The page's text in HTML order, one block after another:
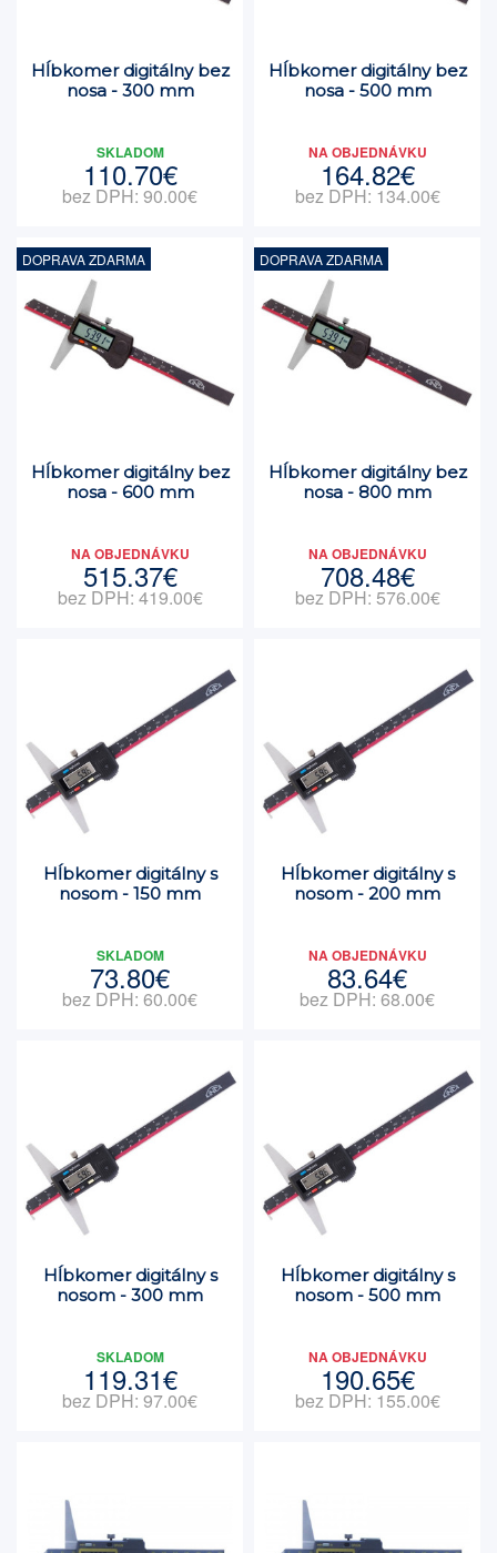
Hĺbkomer digitálny bez
nosa - 300 mm
SKLADOM
110.70€
bez DPH: 90.00€
Hĺbkomer digitálny bez
nosa - 500 mm
NA OBJEDNÁVKU
164.82€
bez DPH: 134.00€
DOPRAVA ZDARMA
Hĺbkomer digitálny bez
nosa - 600 mm
NA OBJEDNÁVKU
515.37€
bez DPH: 419.00€
DOPRAVA ZDARMA
Hĺbkomer digitálny bez
nosa - 800 mm
NA OBJEDNÁVKU
708.48€
bez DPH: 576.00€
Hĺbkomer digitálny s
nosom - 150 mm
SKLADOM
73.80€
bez DPH: 60.00€
Hĺbkomer digitálny s
nosom - 200 mm
NA OBJEDNÁVKU
83.64€
bez DPH: 68.00€
Hĺbkomer digitálny s
nosom - 300 mm
SKLADOM
119.31€
bez DPH: 97.00€
Hĺbkomer digitálny s
nosom - 500 mm
NA OBJEDNÁVKU
190.65€
bez DPH: 155.00€